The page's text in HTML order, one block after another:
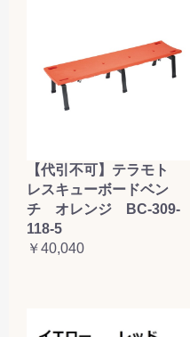
【代引不可】テラモト
レスキューボードベン
チ オレンジ BC-309-
118-5
￥40,040